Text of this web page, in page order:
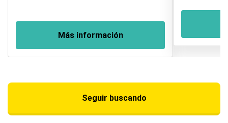
Más información
Seguir buscando